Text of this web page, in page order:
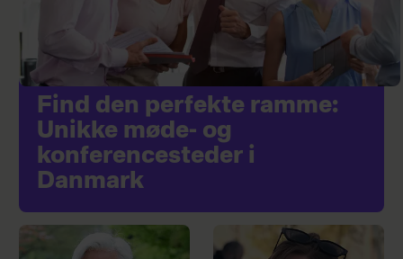
Find den perfekte ramme:
Unikke møde- og
konferencesteder i
Danmark